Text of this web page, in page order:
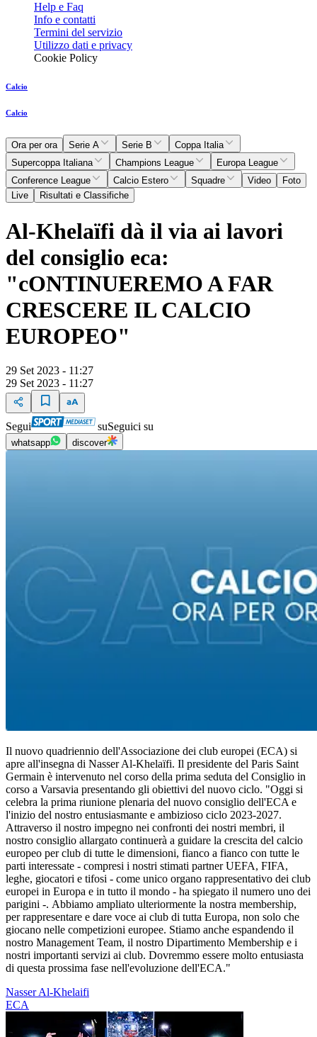
Help e Faq
Info e contatti
Termini del servizio
Utilizzo dati e privacy
Cookie Policy
Calcio
Calcio
Ora per ora Serie A Serie B
Coppa Italia
Supercoppa Italiana
Champions League
Europa League
Conference League
Calcio Estero Squadre Video
Foto
Live
Risultati e Classifiche
Al-Khelaïfi dà il via ai lavori
del consiglio eca:
"cONTINUEREMO A FAR
CRESCERE IL CALCIO
EUROPEO"
29 Set 2023 - 11:27
29 Set 2023 - 11:27
Segui suSeguici su
whatsapp discover
Il nuovo quadriennio dell'Associazione dei club europei (ECA) si
apre all'insegna di Nasser Al-Khelaïfi. Il presidente del Paris Saint
Germain è intervenuto nel corso della prima seduta del Consiglio in
corso a Varsavia presentando gli obiettivi del nuovo ciclo. "Oggi si
celebra la prima riunione plenaria del nuovo consiglio dell'ECA e
l'inizio del nostro entusiasmante e ambizioso ciclo 2023-2027.
Attraverso il nostro impegno nei confronti dei nostri membri, il
nostro consiglio allargato continuerà a guidare la crescita del calcio
europeo per club di tutte le dimensioni, fianco a fianco con tutte le
parti interessate - compresi i nostri stimati partner UEFA, FIFA,
leghe, giocatori e tifosi - come unico organo rappresentativo dei club
europei in Europa e in tutto il mondo - ha spiegato il numero uno dei
parigini -. Abbiamo ampliato ulteriormente la nostra membership,
per rappresentare e dare voce ai club di tutta Europa, non solo che
giocano nelle competizioni europee. Stiamo anche espandendo il
nostro Management Team, il nostro Dipartimento Membership e i
nostri importanti servizi ai club. Dovremmo essere molto entusiasta
di questa prossima fase nell'evoluzione dell'ECA."
Nasser Al-Khelaifi
ECA